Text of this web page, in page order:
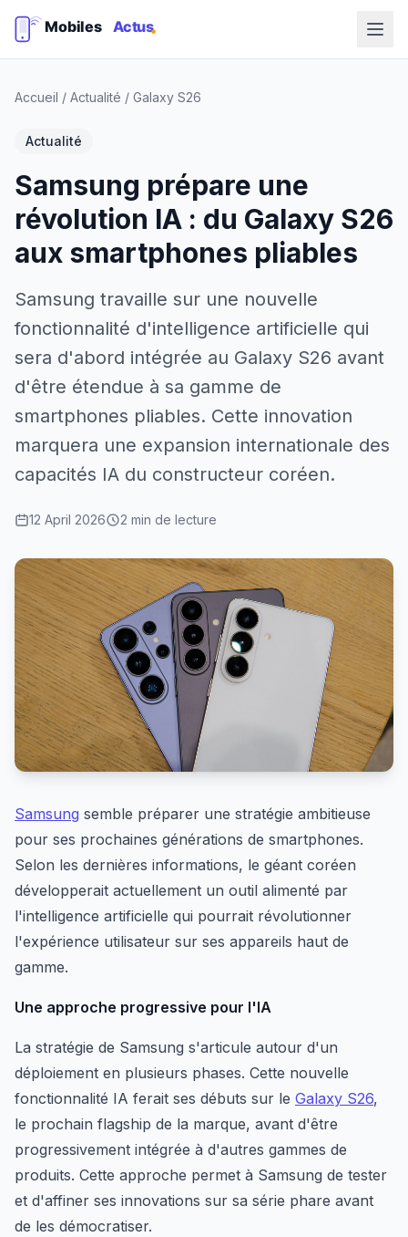
Accueil / Actualité / Galaxy S26
Actualité
Samsung prépare une
révolution IA : du Galaxy S26
aux smartphones pliables
Samsung travaille sur une nouvelle
fonctionnalité d'intelligence artificielle qui
sera d'abord intégrée au Galaxy S26 avant
d'être étendue à sa gamme de
smartphones pliables. Cette innovation
marquera une expansion internationale des
capacités IA du constructeur coréen.
12 April 2026 2 min de lecture
Samsung semble préparer une stratégie ambitieuse
pour ses prochaines générations de smartphones.
Selon les dernières informations, le géant coréen
développerait actuellement un outil alimenté par
l'intelligence artificielle qui pourrait révolutionner
l'expérience utilisateur sur ses appareils haut de
gamme.
Une approche progressive pour l'IA
La stratégie de Samsung s'articule autour d'un
déploiement en plusieurs phases. Cette nouvelle
fonctionnalité IA ferait ses débuts sur le Galaxy S26,
le prochain flagship de la marque, avant d'être
progressivement intégrée à d'autres gammes de
produits. Cette approche permet à Samsung de tester
et d'affiner ses innovations sur sa série phare avant
de les démocratiser.